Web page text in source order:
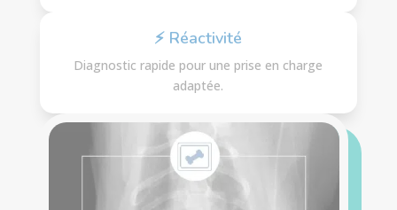
⚡ Réactivité
Diagnostic rapide pour une prise en charge
adaptée.